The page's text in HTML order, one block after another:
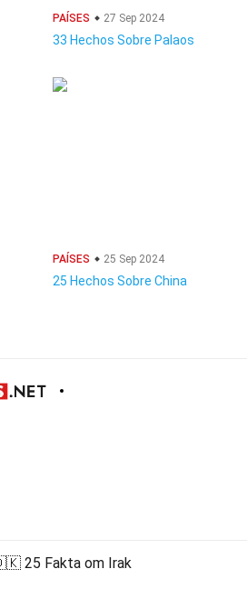
PAÍSES 27 Sep 2024
33 Hechos Sobre Palaos
PAÍSES 25 Sep 2024
25 Hechos Sobre China
25 Fakta om Irak